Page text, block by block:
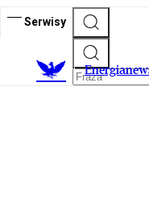
Serwisy
E